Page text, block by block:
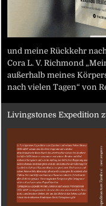
und meine Rückkehr
Cora L. V. Richmond
außerhalb meines
nach vielen Tagen“ von
Livingstones Expedition